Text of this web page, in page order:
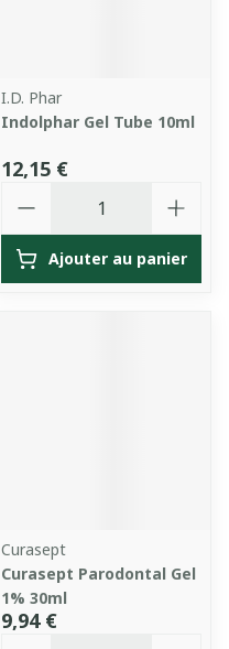
I.D. Phar
Indolphar Gel Tube 10ml
12,15 €
Ajouter au panier
Curasept
Curasept Parodontal Gel
1% 30ml
9,94 €